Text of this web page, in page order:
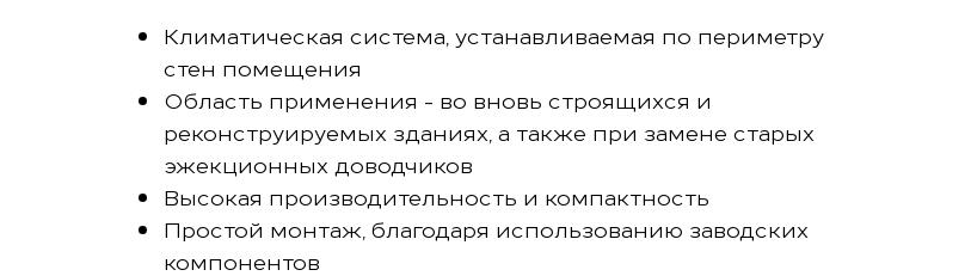
Климатическая система, устанавливаемая по периметру
стен помещения
Область применения - во вновь строящихся и
реконструируемых зданиях, а также при замене старых
эжекционных доводчиков
Высокая производительность и компактность
Простой монтаж, благодаря использованию заводских
компонентов